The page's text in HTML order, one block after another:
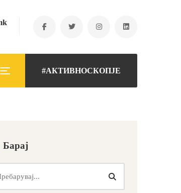
#АКТИВНОСКОПЈЕ
Барај